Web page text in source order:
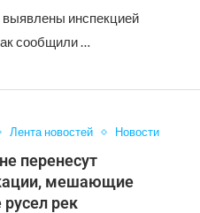
инспекцией
сообщили …
Лента новостей Новости
перенесут
мешающие
русел рек